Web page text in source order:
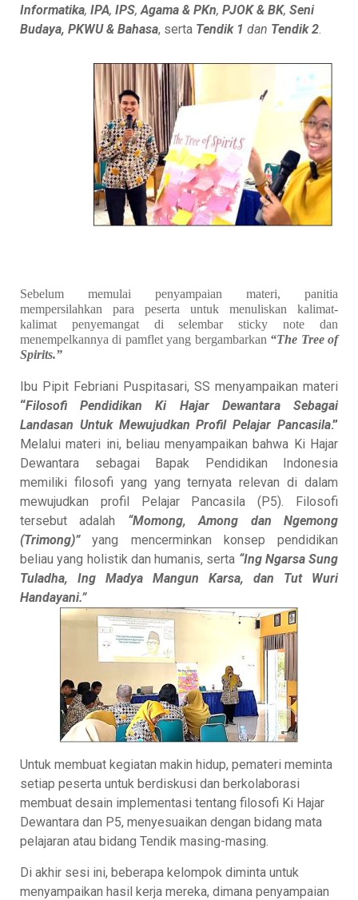
Informatika, IPA, IPS, Agama & PKn, PJOK & BK, Seni
Budaya, PKWU & Bahasa, serta Tendik 1 dan Tendik 2
Sebelum memulai penyampaian materi, panitia
mempersilahkan para peserta untuk menuliskan kalimat-
kalimat penyemangat di selembar sticky note dan
menempelkannya di pamflet yang bergambarkan “The Tree of
Spirits.”
Ibu Pipit Febriani Puspitasari, SS menyampaikan materi
“Filosofi Pendidikan Ki Hajar Dewantara Sebagai
Landasan Untuk Mewujudkan Profil Pelajar Pancasila.”
Melalui materi ini, beliau menyampaikan bahwa Ki Hajar
Dewantara sebagai Bapak Pendidikan Indonesia
memiliki filosofi yang yang ternyata relevan di dalam
mewujudkan profil Pelajar Pancasila (P5). Filosofi
tersebut adalah “Momong, Among dan Ngemong
(Trimong)”yang mencerminkan konsep pendidikan
beliau yang holistik dan humanis, serta “Ing Ngarsa Sung
Tuladha, Ing Madya Mangun Karsa, dan Tut Wuri
Handayani.”
Untuk membuat kegiatan makin hidup, pemateri meminta
setiap peserta untuk berdiskusi dan berkolaborasi
membuat desain implementasi tentang filosofi Ki Hajar
Dewantara dan P5, menyesuaikan dengan bidang mata
pelajaran atau bidang Tendik masing-masing.
Di akhir sesi ini, beberapa kelompok diminta untuk
menyampaikan hasil kerja mereka, dimana penyampaian